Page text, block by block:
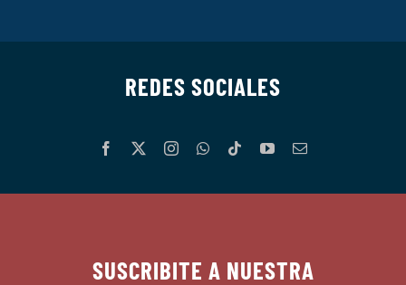
REDES SOCIALES
SUSCRIBITE A NUESTRA